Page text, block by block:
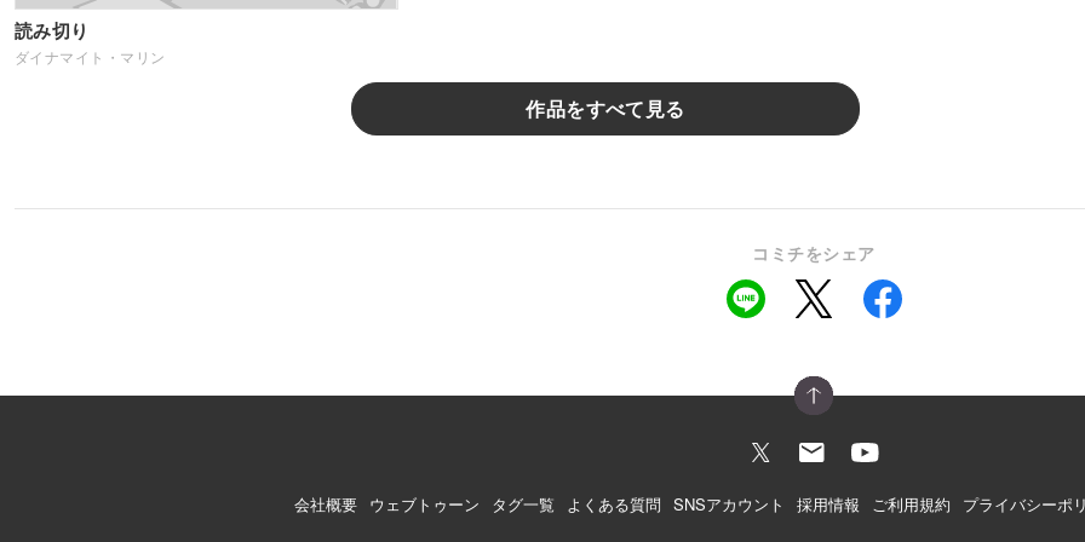
読み切り
ダイナマイト・マリン
作品をすべて見る
コミチをシェア
会社概要 ウェブトゥーン タグ一覧 よくある質問 SNSアカウント 採用情報 ご利用規約 プライバシーポ